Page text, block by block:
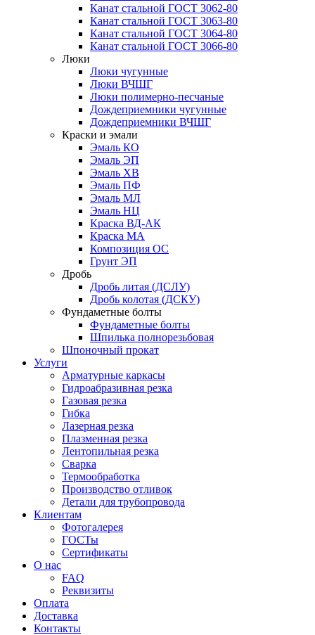
Канат стальной ГОСТ 3062-80
Канат стальной ГОСТ 3063-80
Канат стальной ГОСТ 3064-80
Канат стальной ГОСТ 3066-80
Люки
Люки чугунные
Люки ВЧШГ
Люки полимерно-песчаные
Дождеприемники чугунные
Дождеприемники ВЧШГ
Краски и эмали
Эмаль КО
Эмаль ЭП
Эмаль ХВ
Эмаль ПФ
Эмаль МЛ
Эмаль НЦ
Краска ВД-АК
Краска МА
Композиция ОС
Грунт ЭП
Дробь
Дробь литая (ДСЛУ)
Дробь колотая (ДСКУ)
Фундаметные болты
Фундаметные болты
Шпилька полнорезьбовая
Шпоночный прокат
Услуги
Арматурные каркасы
Гидроабразивная резка
Газовая резка
Гибка
Лазерная резка
Плазменная резка
Лентопильная резка
Сварка
Термообработка
Производство отливок
Детали для трубопровода
Клиентам
Фотогалерея
ГОСТы
Сертификаты
О нас
FAQ
Реквизиты
Оплата
Доставка
Контакты